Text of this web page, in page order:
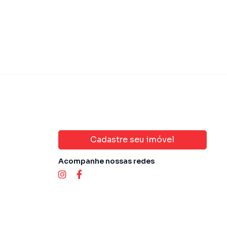
Cadastre seu imóvel
Acompanhe nossas redes